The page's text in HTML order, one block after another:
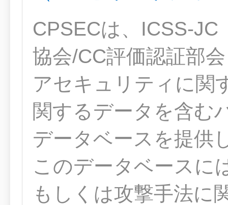
CPSECは、ICSS-
協会/CC評価認証部
アセキュリティに関
関するデータを含む
データベースを提供
このデータベースに
もしくは攻撃手法に